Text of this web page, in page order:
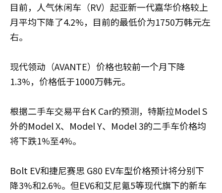
目前，人气休闲车（RV）起亚新一代嘉华价格较上
月平均下降了4.2%，目前的最低价为1750万韩元左
右。
现代领动（AVANTE）价格也较前一个月下降
1.3%，价格低于1000万韩元。
根据二手车交易平台K Car的预测，特斯拉Model S
外的Model X、Model Y、Model 3的二手车价格均
将下跌1%至4%。
Bolt EV和捷尼赛思 G80 EV车型价格预计将分别下
降3%和2.6%。但EV6和艾尼氪5等现代旗下的新车